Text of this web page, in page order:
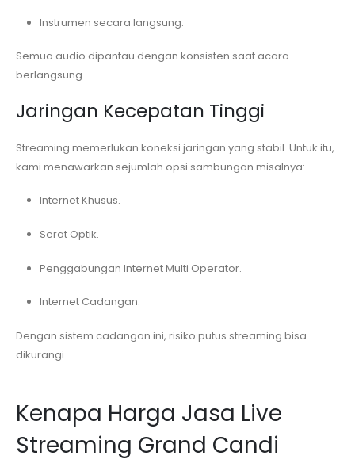
Instrumen secara langsung.
Semua audio dipantau dengan konsisten saat acara
berlangsung.
Jaringan Kecepatan Tinggi
Streaming memerlukan koneksi jaringan yang stabil. Untuk itu,
kami menawarkan sejumlah opsi sambungan misalnya:
Internet Khusus.
Serat Optik.
Penggabungan Internet Multi Operator.
Internet Cadangan.
Dengan sistem cadangan ini, risiko putus streaming bisa
dikurangi.
Kenapa Harga Jasa Live
Streaming Grand Candi